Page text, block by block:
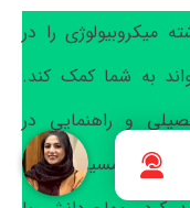
میکروبیولوژی را در
به شما کمک کند.
و راهنمایی در
انتخاب مسیر مناسب